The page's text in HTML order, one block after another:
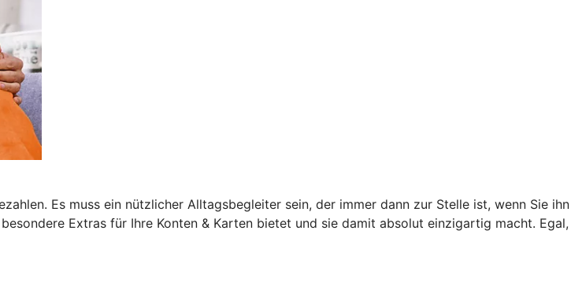
Es muss ein nützlicher Alltagsbegleiter sein, der immer dann zur Stelle ist, wenn Sie ihn
Extras für Ihre Konten & Karten bietet und sie damit absolut einzigartig macht. Egal,